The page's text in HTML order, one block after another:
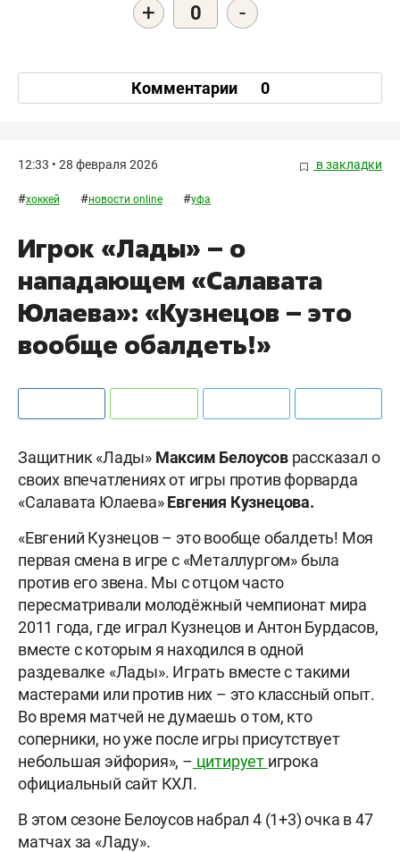
+ 0 -
Комментарии 0
12:33 • 28 февраля 2026 в закладки
#хоккей #новости online #уфа
Игрок «Лады» – о
нападающем «Салавата
Юлаева»: «Кузнецов – это
вообще обалдеть!»
Защитник «Лады» Максим Белоусоврассказал о
своих впечатлениях от игры против форварда
«Салавата Юлаева»Евгения Кузнецова.
«Евгений Кузнецов – это вообще обалдеть! Моя
первая смена в игре с «Металлургом» была
против его звена. Мы с отцом часто
пересматривали молодёжный чемпионат мира
2011 года, где играл Кузнецов и Антон Бурдасов,
вместе с которым я находился в одной
раздевалке «Лады». Играть вместе с такими
мастерами или против них – это классный опыт.
Во время матчей не думаешь о том, кто
соперники, но уже после игры присутствует
небольшая эйфория», – цитирует игрока
официальный сайт КХЛ.
В этом сезоне Белоусов набрал 4 (1+3) очка в 47
матчах за «Ладу».